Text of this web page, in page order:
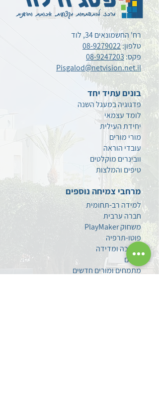
רח' החשמונאים 34, לוד
טלפון:08-9279022
פקס:08-9247203
Pisgalod@netvision.net.il
בונים עתיד יחד
פדגוגיה במעגל השנה
לומד עצמאי
יחידת העילית
מורי מורים
עובדי הוראה
וובינרים מוקלטים
טיפים והמלצות
מרחבי צמיחה נוספים
למידה רב-תחומית
חברה ערבית
משחוק PlayMaker
פוטו-תרפיה
הערכה ומדידה
סגנים
מתמחים ומורים חדשים